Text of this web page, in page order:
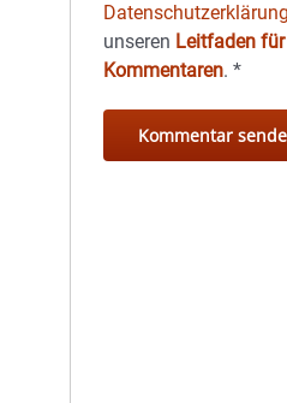
unseren Leitfaden
Kommentaren.*